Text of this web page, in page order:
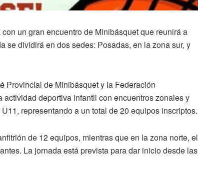
un gran encuentro de Minibásquet que reunirá a
se dividirá en dos sedes: Posadas, en la zona sur, y
Provincial de Minibásquet y la Federación
deportiva infantil con encuentros zonales y
representando a un total de 20 equipos inscriptos.
de 12 equipos, mientras que en la zona norte, el
La jornada está prevista para dar inicio desde las